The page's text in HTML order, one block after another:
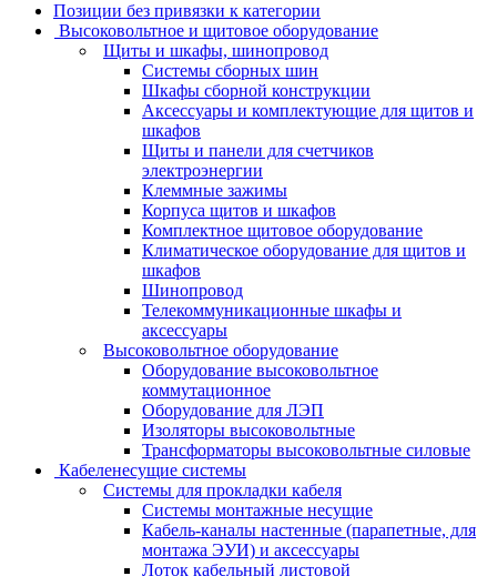
Позиции без привязки к категории
Высоковольтное и щитовое оборудование
Щиты и шкафы, шинопровод
Системы сборных шин
Шкафы сборной конструкции
Аксессуары и комплектующие для щитов и
шкафов
Щиты и панели для счетчиков
электроэнергии
Клеммные зажимы
Корпуса щитов и шкафов
Комплектное щитовое оборудование
Климатическое оборудование для щитов и
шкафов
Шинопровод
Телекоммуникационные шкафы и
аксессуары
Высоковольтное оборудование
Оборудование высоковольтное
коммутационное
Оборудование для ЛЭП
Изоляторы высоковольтные
Трансформаторы высоковольтные силовые
Кабеленесущие системы
Системы для прокладки кабеля
Системы монтажные несущие
Кабель-каналы настенные (парапетные, для
монтажа ЭУИ) и аксессуары
Лоток кабельный листовой